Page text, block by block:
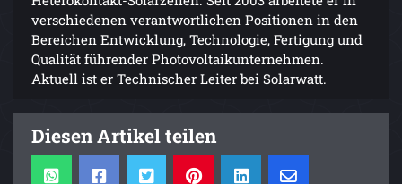
verschiedenen verantwortlichen Positionen in den
Bereichen Entwicklung, Technologie, Fertigung und
Qualität führender Photovoltaikunternehmen.
Aktuell ist er Technischer Leiter bei Solarwatt.
Diesen Artikel teilen